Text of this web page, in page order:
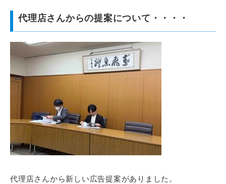
代理店さんからの提案について・・・・
代理店さんから新しい広告提案がありました。